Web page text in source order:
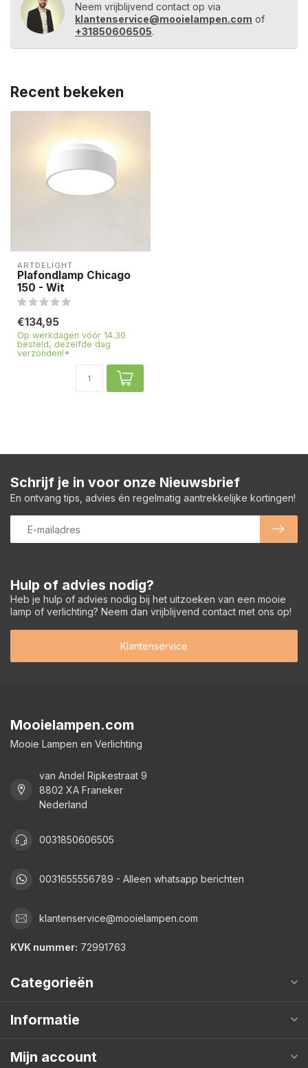
Neem vrijblijvend contact op via
klantenservice@mooielampen.com of
+31850606505.
Recent bekeken
ARTDELIGHT
Plafondlamp Chicago
150 - Wit
€134,95
Op werkdagen vóór 14.30
besteld, dezelfde dag
verzonden!*
Hulp of advies nodig?
Heb je hulp of advies nodig bij het uitzoeken van een mooie
lamp of verlichting? Neem dan vrijblijvend contact met ons op!
Klantenservice
Schrijf je in voor onze Nieuwsbrief
En ontvang tips, advies én regelmatig aantrekkelijke kortingen!
Mooielampen.com
Mooie Lampen en Verlichting
van Andel Ripkestraat 9
8802 XA Franeker
Nederland
0031850606505
0031655556789 - Alleen whatsapp berichten
klantenservice@mooielampen.com
KVK nummer: 72991763
Categorieën
Informatie
Mijn account